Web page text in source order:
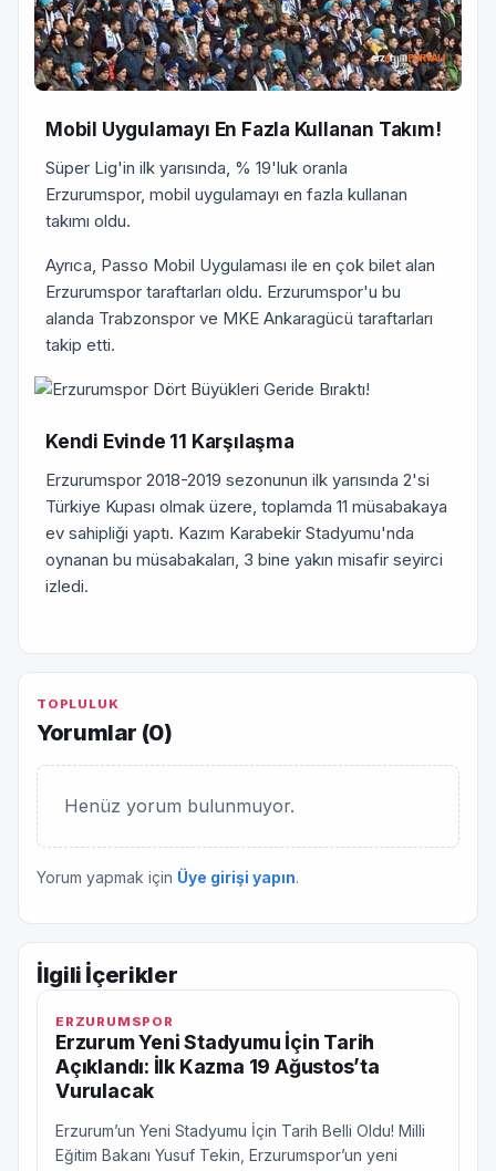
Mobil Uygulamayı En Fazla Kullanan Takım!
Süper Lig'in ilk yarısında, % 19'luk oranla
Erzurumspor, mobil uygulamayı en fazla kullanan
takımı oldu.
Ayrıca, Passo Mobil Uygulaması ile en çok bilet alan
Erzurumspor taraftarları oldu. Erzurumspor'u bu
alanda Trabzonspor ve MKE Ankaragücü taraftarları
takip etti.
Kendi Evinde 11 Karşılaşma
Erzurumspor 2018-2019 sezonunun ilk yarısında 2'si
Türkiye Kupası olmak üzere, toplamda 11 müsabakaya
ev sahipliği yaptı. Kazım Karabekir Stadyumu'nda
oynanan bu müsabakaları, 3 bine yakın misafir seyirci
izledi.
TOPLULUK
Yorumlar (0)
Henüz yorum bulunmuyor.
Yorum yapmak için Üye girişi yapın.
İlgili İçerikler
ERZURUMSPOR
Erzurum Yeni Stadyumu İçin Tarih
Açıklandı: İlk Kazma 19 Ağustos’ta
Vurulacak
Erzurum’un Yeni Stadyumu İçin Tarih Belli Oldu! Milli
Eğitim Bakanı Yusuf Tekin, Erzurumspor’un yeni